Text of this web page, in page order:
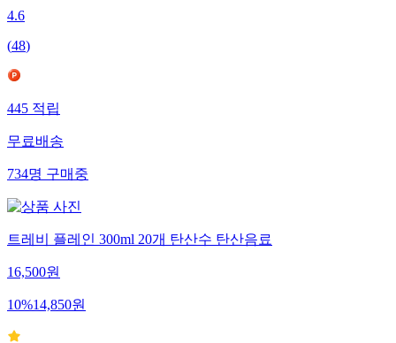
4.6
(48)
445 적립
무료배송
734명 구매중
트레비 플레인 300ml 20개 탄산수 탄산음료
16,500원
10%14,850원